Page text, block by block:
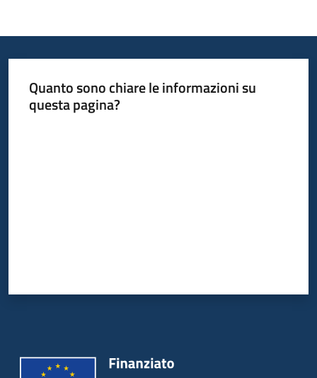
Quanto sono chiare le informazioni su
questa pagina?